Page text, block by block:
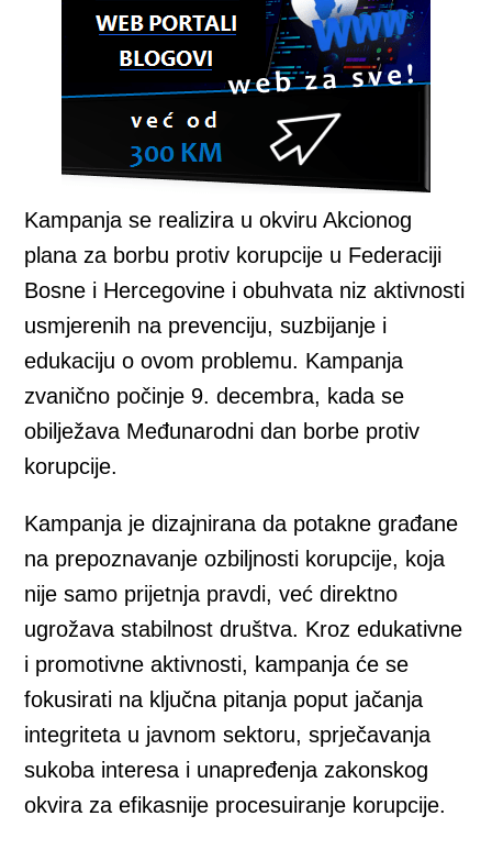
Kampanja se realizira u okviru Akcionog
plana za borbu protiv korupcije u Federaciji
Bosne i Hercegovine i obuhvata niz aktivnosti
usmjerenih na prevenciju, suzbijanje i
edukaciju o ovom problemu. Kampanja
zvanično počinje 9. decembra, kada se
obilježava Međunarodni dan borbe protiv
korupcije.
Kampanja je dizajnirana da potakne građane
na prepoznavanje ozbiljnosti korupcije, koja
nije samo prijetnja pravdi, već direktno
ugrožava stabilnost društva. Kroz edukativne
i promotivne aktivnosti, kampanja će se
fokusirati na ključna pitanja poput jačanja
integriteta u javnom sektoru, sprječavanja
sukoba interesa i unapređenja zakonskog
okvira za efikasnije procesuiranje korupcije.